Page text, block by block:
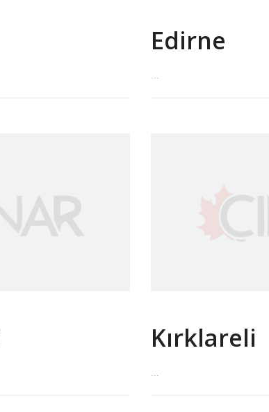
Edirne
...
Kırklareli